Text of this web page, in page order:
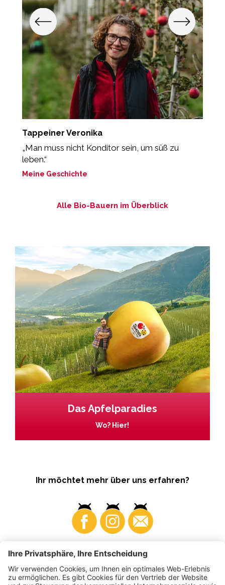
Tappeiner Veronika
„Man muss nicht Konditor sein, um süß zu
leben.“
Meine Geschichte
Alle Bio-Bauern im Überblick
Das Apfelparadies
Wo? Hier!
Ihr möchtet mehr über uns erfahren?
Business Produzenten